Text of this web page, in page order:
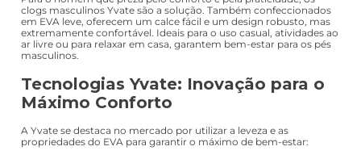
clogs masculinos Yvate são a solução. Também confeccionados
em EVA leve, oferecem um calce fácil e um design robusto, mas
extremamente confortável. Ideais para o uso casual, atividades ao
ar livre ou para relaxar em casa, garantem bem-estar para os pés
masculinos.
Tecnologias Yvate: Inovação para o
Máximo Conforto
A Yvate se destaca no mercado por utilizar a leveza e as
propriedades do EVA para garantir o máximo de bem-estar: